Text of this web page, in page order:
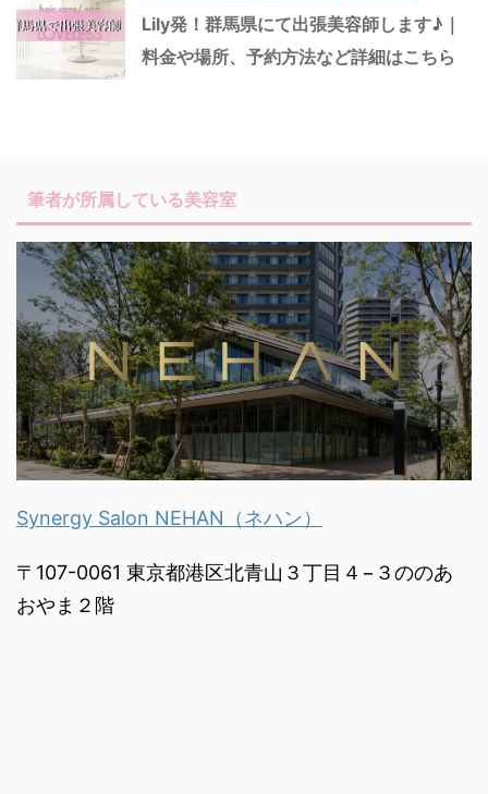
Lily発！群馬県にて出張美容師します♪｜
料金や場所、予約方法など詳細はこちら
筆者が所属している美容室
Synergy Salon NEHAN（ネハン）
〒107-0061 東京都港区北青山３丁目４−３ののあ
おやま２階